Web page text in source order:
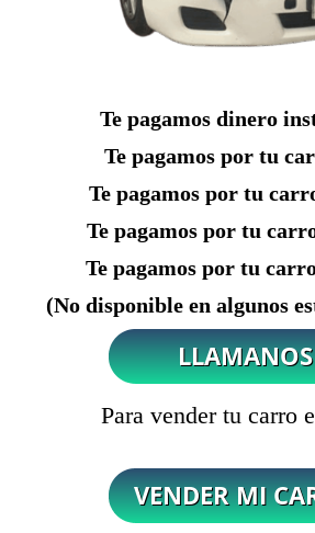
Te pagamos dinero
Te pagamos por tu
Te pagamos por tu
Te pagamos por tu
Te pagamos por tu
(No disponible en algunos
Para vender tu carro